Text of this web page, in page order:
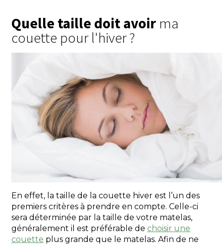
Quelle taille doit avoir ma
couette pour l'hiver ?
En effet, la taille de la couette hiver est l’un des
premiers critères à prendre en compte. Celle-ci
sera déterminée par la taille de votre matelas,
généralement il est préférable de choisir une
couette plus grande que le matelas. Afin de ne